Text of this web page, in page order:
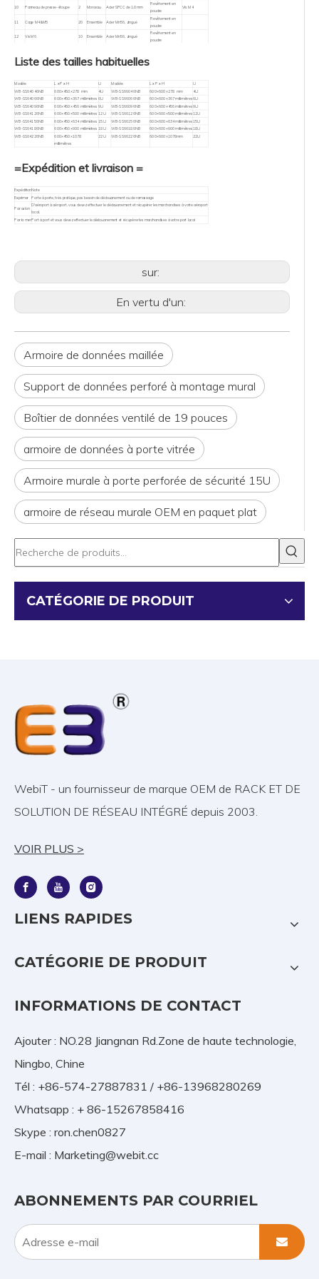
10 Panneau de presse-étoupe 2 Morceau Acier SPCC de 1,0 mm
Revêtement en
poudre
Vis M4
11 Cage M4&M5 20 Ensemble Acier Mn56, zingué
Revêtement en
poudre
12 Vis M6 10 Ensemble Acier Mn56, zingué
Revêtement en
poudre
Vous aurez peut-être également besoin d'accessoires
Liste des tailles habituelles
Modèle L x P x H U Modèle L x P x H
U
WB-SS64046NB
600×450×278 mm 4U WB-SS66046NB 600×600×278 mm
4U
WB-SS64066NB
600×450×367 millimètres 6U WB-SS66066NB 600×600×367 millimètres6U
WB-SS64096NB
600×450×456 millimètres 9U WB-SS66096NB 600×600×456 millimètres9U
WB-SS64126NB
600×450×500 millimètres 12U WB-SS66126NB 600×600×500 millimètres12U
WB-SS64156NB
600×450×634 millimètres 15U WB-SS66156NB 600×600×634 millimètres15U
WB-SS64186NB
600×450×900 millimètres 18U WB-SS66186NB 600×600×900 millimètres18U
WB-SS64226NB
600×450×1078
millimètres
22U WB-SS66226NB 600×600×1078mm 22U
=Expédition et livraison =
ExpéditionNote
Exprimer
Porte à porte, très pratique, pas besoin de dédouanement ou de ramassage
Par avion
D'aéroport à aéroport, vous devez effectuer le dédouanement et récupérer les marchandises à votre aéroport
local.
Par la mer Port à port et vous devez effectuer le dédouanement et récupérer les marchandises à votre port local
sur:
En vertu d'un:
Armoire de données maillée
Support de données perforé à montage mural
Boîtier de données ventilé de 19 pouces
armoire de données à porte vitrée
Armoire murale à porte perforée de sécurité 15U
armoire de réseau murale OEM en paquet plat
CATÉGORIE DE PRODUIT
WebiT - un fournisseur de marque OEM de RACK ET DE
SOLUTION DE RÉSEAU INTÉGRÉ depuis 2003.
VOIR PLUS >
LIENS RAPIDES
CATÉGORIE DE PRODUIT
INFORMATIONS DE CONTACT
Ajouter : NO.28 Jiangnan Rd.Zone de haute technologie,
Ningbo, Chine
Tél : +86-574-27887831 / +86-13968280269
Whatsapp : + 86-15267858416
Skype : ron.chen0827
E-mail : Marketing@webit.cc
ABONNEMENTS PAR COURRIEL